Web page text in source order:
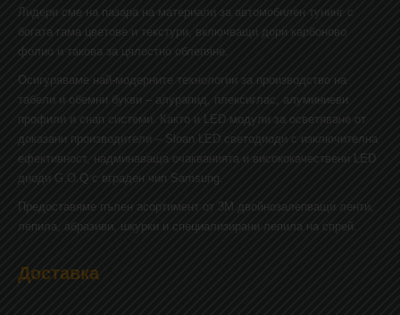
Лидери сме на пазара на материали за автомобилен тунинг с
богата гама цветове и текстури, включващи дори карбоново
фолио и такова за цялостно облепяне.
Осигуряваме най-модерните технологии за производство на
табели и обемни букви – алурапид, плексиглас, алуминиеви
профили и снап системи. Както и LED модули за осветяване от
доказани производители – Sloan LED светодиоди с изключителна
ефективност, надминаваща очакванията и висококачествени LED
диоди G.O.Q с вграден чип Samsung.
Предоставяме пълен асортимент от 3М двойнозалепващи ленти,
лепила, абразиви, шкурки и специализирани лепила на спрей.
Доставка